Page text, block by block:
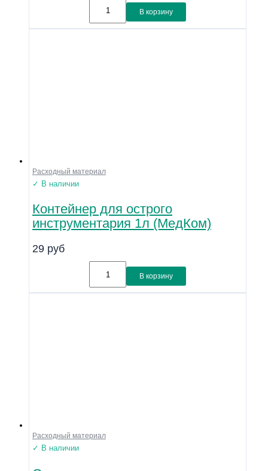
В корзину
Расходный материал
✓ В наличии
Контейнер для острого
инструментария 1л (МедКом)
29 руб
В корзину
Расходный материал
✓ В наличии